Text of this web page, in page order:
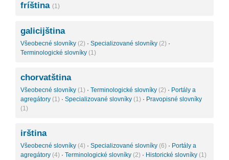
fríština (1)
galicijština
Všeobecné slovníky (2) · Specializované slovníky (2) ·
Terminologické slovníky (1)
chorvatština
Všeobecné slovníky (1) · Terminologické slovníky (2) · Portály a
agregátory (1) · Specializované slovníky (1) · Pravopisné slovníky
(1)
irština
Všeobecné slovníky (4) · Specializované slovníky (6) · Portály a
agregátory (4) · Terminologické slovníky (2) · Historické slovníky (1)